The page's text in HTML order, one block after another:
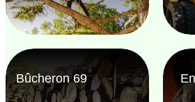
Bûcheron 69